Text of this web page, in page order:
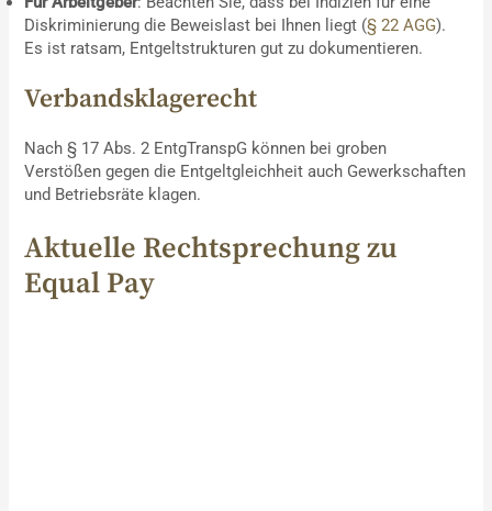
Diskriminierung die Beweislast bei Ihnen liegt (§ 22 AGG).
Es ist ratsam, Entgeltstrukturen gut zu dokumentieren.
Verbandsklagerecht
Nach § 17 Abs. 2 EntgTranspG können bei groben
Verstößen gegen die Entgeltgleichheit auch Gewerkschaften
und Betriebsräte klagen.
Aktuelle Rechtsprechung zu
Equal Pay